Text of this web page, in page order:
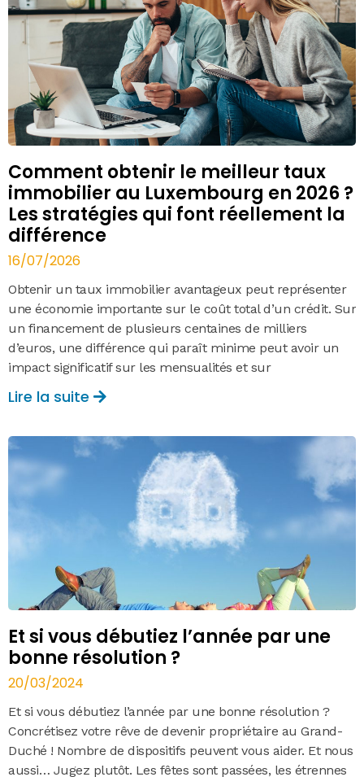
Comment obtenir le meilleur taux
immobilier au Luxembourg en 2026 ?
Les stratégies qui font réellement la
différence
16/07/2026
Obtenir un taux immobilier avantageux peut représenter
une économie importante sur le coût total d’un crédit. Sur
un financement de plusieurs centaines de milliers
d’euros, une différence qui paraît minime peut avoir un
impact significatif sur les mensualités et sur
Lire la suite
Et si vous débutiez l’année par une
bonne résolution ?
20/03/2024
Et si vous débutiez l’année par une bonne résolution ?
Concrétisez votre rêve de devenir propriétaire au Grand-
Duché ! Nombre de dispositifs peuvent vous aider. Et nous
aussi… Jugez plutôt. Les fêtes sont passées, les étrennes